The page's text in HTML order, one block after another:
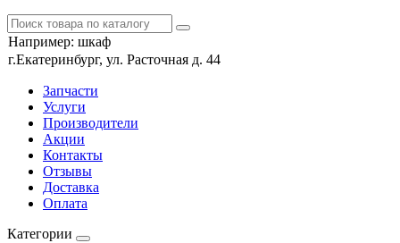
Например: шкаф
г.Екатеринбург, ул. Расточная д. 44
Запчасти
Услуги
Производители
Акции
Контакты
Отзывы
Доставка
Оплата
Категории